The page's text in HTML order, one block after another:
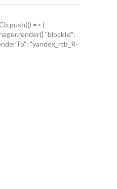
=> {
"blockId":
"yandex_rtb_R-